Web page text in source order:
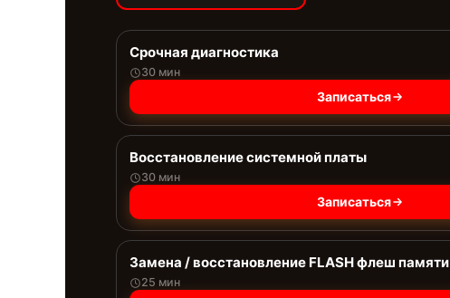
Срочная диагностика
30 мин
Записаться
Восстановление системной платы
30 мин
Записаться
Замена / восстановление FLASH флеш памяти
25 мин